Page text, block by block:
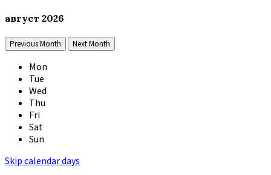
август 2026
Previous Month Next Month
Mon
Tue
Wed
Thu
Fri
Sat
Sun
Skip calendar days